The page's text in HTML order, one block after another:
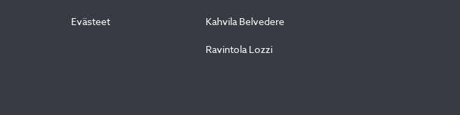
Evästeet Kahvila Belvedere
Ravintola Lozzi